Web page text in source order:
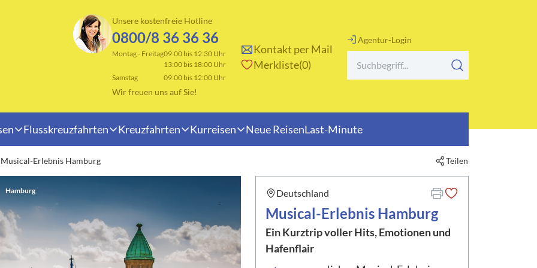
Unsere kostenfreie Hotline
0800/8 36 36 36
Montag - Freitag09:00 bis 12:30 Uhr
13:00 bis 18:00 Uhr
Samstag
09:00 bis 12:00 Uhr
Wir freuen uns auf Sie!
Kontakt per Mail
Merkliste 0
Agentur-Login
Flusskreuzfahrten Kreuzfahrten Kurreisen Neue ReisenLast-Minute
Fahrten ins Blaue
Osterreisen
Rundreisen
Saisonabschluss
Tagesfahrten
Themen- und Musikreisen
Urlaubs- und Erlebnisreisen
Urlaubstransfer
Weihnachtsreisen
Winterreisen
Musical-Erlebnis Hamburg Teilen
"Musical-Erlebnis Hamburg" teilen
Hamburg Hamburg
Deutschland
Musical-Erlebnis Hamburg
Ein Kurztrip voller Hits, Emotionen und
Hafenflair